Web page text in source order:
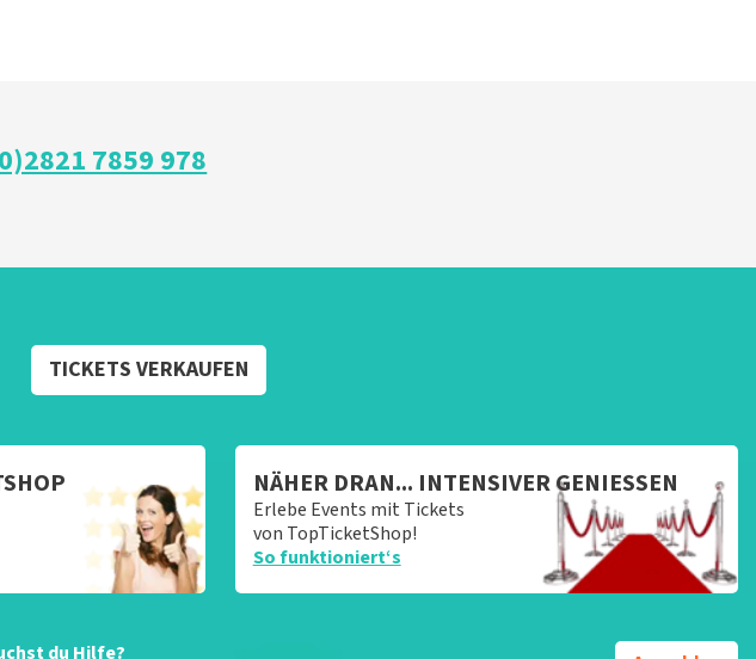
7859 978
TICKETS VERKAUFEN
NÄHER DRAN... INTENSIVER GENIESSEN
Erlebe Events mit Tickets
von TopTicketShop!
So funktioniert‘s
du Hilfe?